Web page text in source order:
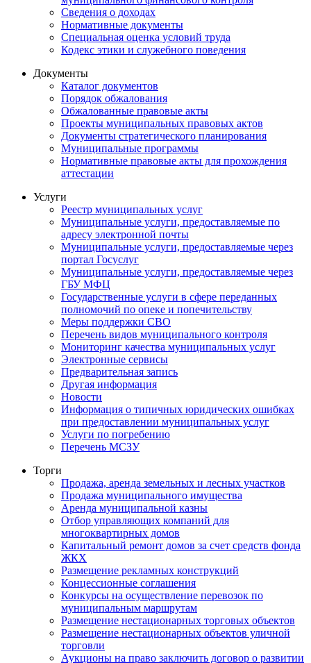
Сведения о доходах
Нормативные документы
Специальная оценка условий труда
Кодекс этики и служебного поведения
Документы
Каталог документов
Порядок обжалования
Обжалованные правовые акты
Проекты муниципальных правовых актов
Документы стратегического планирования
Муниципальные программы
Нормативные правовые акты для прохождения
аттестации
Услуги
Реестр муниципальных услуг
Муниципальные услуги, предоставляемые по
адресу электронной почты
Муниципальные услуги, предоставляемые через
портал Госуслуг
Муниципальные услуги, предоставляемые через
ГБУ МФЦ
Государственные услуги в сфере переданных
полномочий по опеке и попечительству
Меры поддержки СВО
Перечень видов муниципального контроля
Мониторинг качества муниципальных услуг
Электронные сервисы
Предварительная запись
Другая информация
Новости
Информация о типичных юридических ошибках
при предоставлении муниципальных услуг
Услуги по погребению
Перечень МСЗУ
Торги
Продажа, аренда земельных и лесных участков
Продажа муниципального имущества
Аренда муниципальной казны
Отбор управляющих компаний для
многоквартирных домов
Капитальный ремонт домов за счет средств фонда
ЖКХ
Размещение рекламных конструкций
Концессионные соглашения
Конкурсы на осуществление перевозок по
муниципальным маршрутам
Размещение нестационарных торговых объектов
Размещение нестационарных объектов уличной
торговли
Аукционы на право заключить договор о развитии